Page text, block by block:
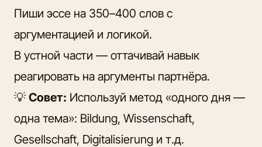
Пиши эссе на 350–400 слов с
аргументацией и логикой.
В устной части — оттачивай навык
реагировать на аргументы партнёра.
💡 Совет: Используй метод «одного дня —
одна тема»: Bildung, Wissenschaft,
Gesellschaft, Digitalisierung и т.д.